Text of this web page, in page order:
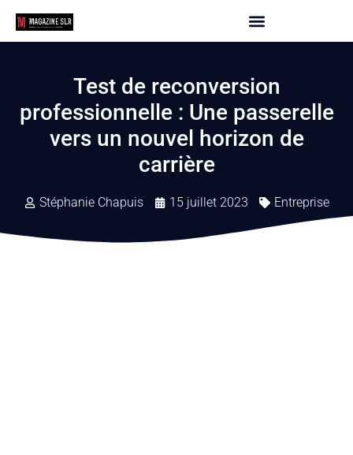
Test de reconversion
professionnelle : Une passerelle
vers un nouvel horizon de
carrière
Stéphanie Chapuis 15 juillet 2023 Entreprise